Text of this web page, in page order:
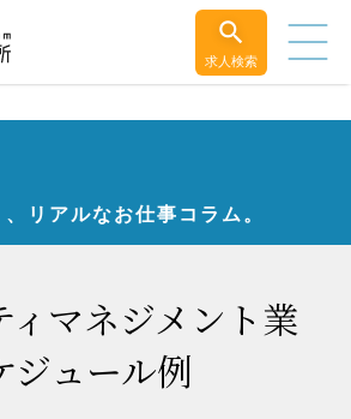
求人検索
リアルなお仕事コラム。
ィマネジメント業
ジュール例